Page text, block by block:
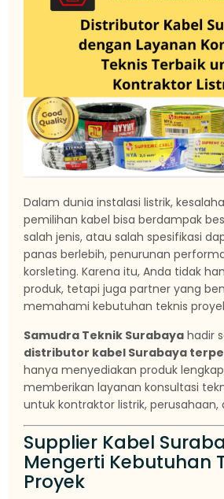
Dalam dunia instalasi listrik,
pemilihan kabel bisa berdampak
salah jenis, atau salah spesifikasi
panas berlebih, penurunan
korsleting. Karena itu, Anda tidak
produk, tetapi juga partner yang
memahami kebutuhan teknis
Samudra Teknik Surabaya hadir
distributor kabel Surabaya
hanya menyediakan produk
memberikan layanan konsultasi
untuk kontraktor listrik, perusahaan,
Supplier Kabel
Mengerti Kebutuhan
Proyek